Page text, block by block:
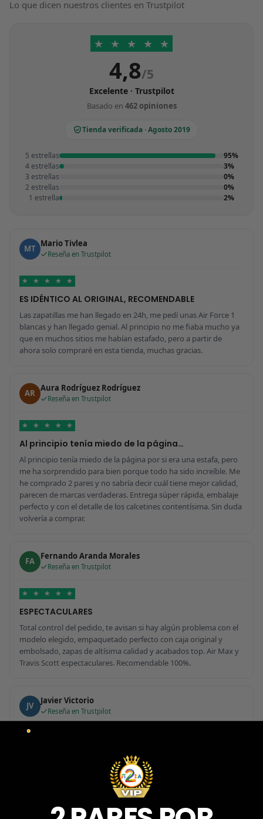
Lo que dicen nuestros clientes en Trustpilot
★ ★ ★ ★ ★
4,8/5
Excelente · Trustpilot
Basado en 462 opiniones
Tienda verificada · Agosto 2019
5 estrellas
95%
4 estrellas
3%
3 estrellas
0%
2 estrellas
0%
1 estrella
2%
MT Mario Tivlea
Reseña en Trustpilot
★ ★ ★ ★ ★
ES IDÉNTICO AL ORIGINAL, RECOMENDABLE
Las zapatillas me han llegado en 24h, me pedí unas Air Force 1
blancas y han llegado genial. Al principio no me fiaba mucho ya
que en muchos sitios me habían estafado, pero a partir de
ahora solo compraré en esta tienda, muchas gracias.
AR Aura Rodríguez Rodríguez
Reseña en Trustpilot
★ ★ ★ ★ ★
Al principio tenía miedo de la página…
Al principio tenía miedo de la página por si era una estafa, pero
me ha sorprendido para bien porque todo ha sido increíble. Me
he comprado 2 pares y no sabría decir cuál tiene mejor calidad,
parecen de marcas verdaderas. Entrega súper rápida, embalaje
perfecto y con el detalle de los calcetines contentísima. Sin duda
volvería a comprar.
FA Fernando Aranda Morales
Reseña en Trustpilot
★ ★ ★ ★ ★
ESPECTACULARES
Total control del pedido, te avisan si hay algún problema con el
modelo elegido, empaquetado perfecto con caja original y
embolsado, zapas de altísima calidad y acabados top. Air Max y
Travis Scott espectaculares. Recomendable 100%.
JV Javier Victorio
Reseña en Trustpilot
Perfectos y súper serios y atentos
Perfectos y súper serios y atentos. He comprado 5 pares y el
último que acaba de llegar, unas Uptempo de tallaje especial
pagadas por adelantado. Súper confiables y totalmente
recomendables.